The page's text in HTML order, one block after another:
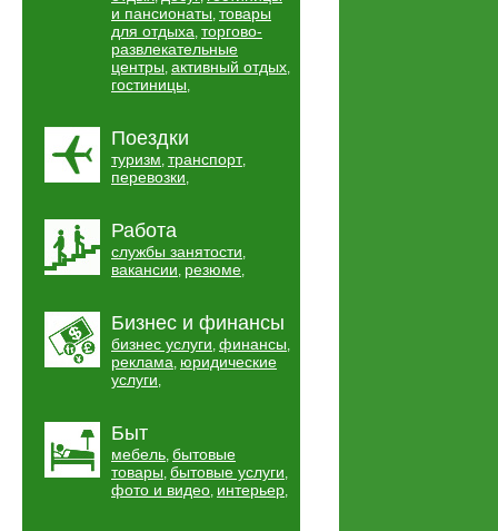
и пансионаты, товары
для отдыха, торгово-
развлекательные
центры, активный отдых,
гостиницы,
Поездки
туризм, транспорт,
перевозки,
Работа
службы занятости,
вакансии, резюме,
Бизнес и финансы
бизнес услуги, финансы,
реклама, юридические
услуги,
Быт
мебель, бытовые
товары, бытовые услуги,
фото и видео, интерьер,